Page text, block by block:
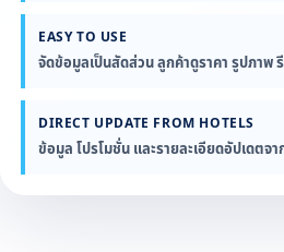
EASY TO USE
จัดข้อมูลเป็นสัดส่วน ลูกค้าดูราคา รูปภาพ
DIRECT UPDATE FROM HOTELS
ข้อมูล โปรโมชั่น และรายละเอียดอัปเดตจ